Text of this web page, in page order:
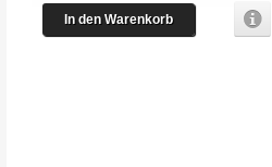
In den Warenkorb